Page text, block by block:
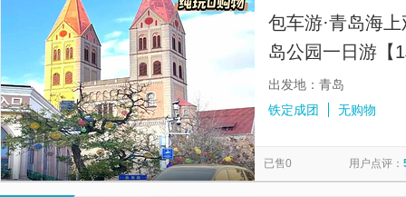
包车游·青岛海
岛公园一日游【
出发地：青岛
铁定成团
无购物
已售0 用户点评：